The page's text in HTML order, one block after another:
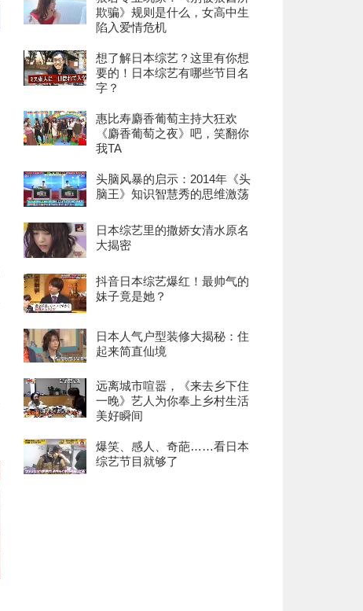
欺骗》规则是什么，女高中生
陷入爱情危机
想了解日本综艺？这里有你想
要的！日本综艺有哪些节目名
字？
惠比寿麝香葡萄主持大狂欢
《麝香葡萄之夜》吧，笑翻你
我TA
头脑风暴的启示：2014年《头
脑王》知识智慧秀的思维激荡
日本综艺里的撒娇女清水原名
大揭密
抖音日本综艺爆红！最帅气的
妹子竟是她？
日本人气户型装修大揭秘：住
起来简直仙境
远离城市喧嚣，《来去乡下住
一晚》艺人为你奉上乡村生活
美好瞬间
爆笑、感人、奇葩……看日本
综艺节目就够了